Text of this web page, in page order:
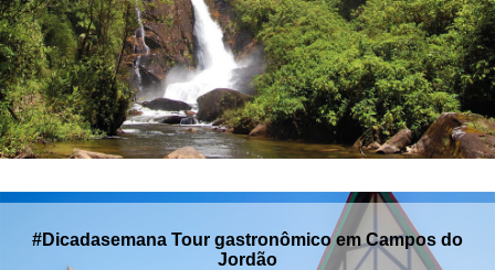
#Dicadasemana Tour gastronômico em Campos do
Jordão